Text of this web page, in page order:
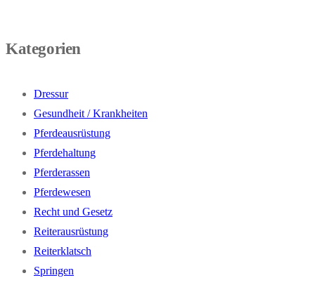
Kategorien
Dressur
Gesundheit / Krankheiten
Pferdeausrüstung
Pferdehaltung
Pferderassen
Pferdewesen
Recht und Gesetz
Reiterausrüstung
Reiterklatsch
Springen